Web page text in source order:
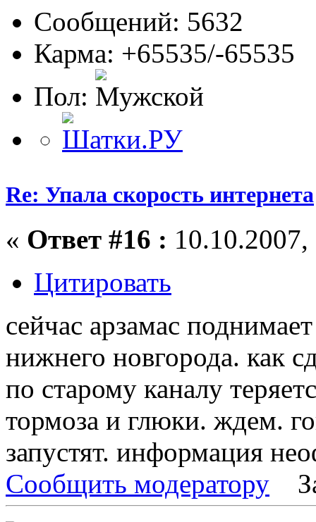
Сообщений: 5632
Карма: +65535/-65535
Пол:
Re: Упала скорость интернета
« Ответ #16 :
Цитировать
сейчас арзамас
нижнего новгорода. как
по старому каналу
тормоза и глюки. ждем.
запустят. информация
Сообщить модератору